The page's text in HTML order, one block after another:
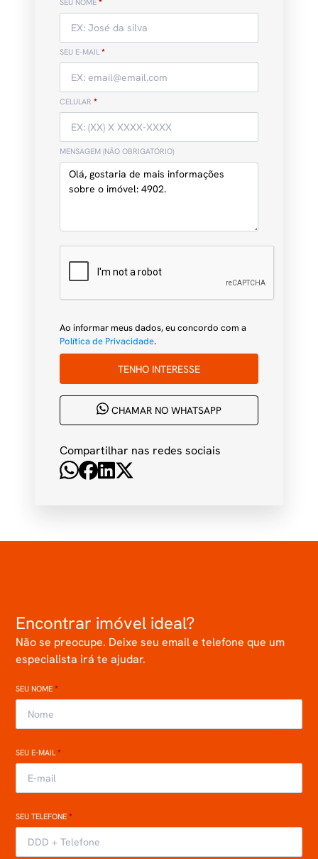
SEU NOME *
SEU E-MAIL *
CELULAR *
MENSAGEM (NÃO OBRIGATÓRIO)
Ao informar meus dados, eu concordo com a
Política de Privacidade.
TENHO INTERESSE
CHAMAR NO WHATSAPP
Compartilhar nas redes sociais
Encontrar imóvel ideal?
Não se preocupe. Deixe seu email e telefone que um
especialista irá te ajudar.
SEU NOME*
SEU E-MAIL*
SEU TELEFONE*